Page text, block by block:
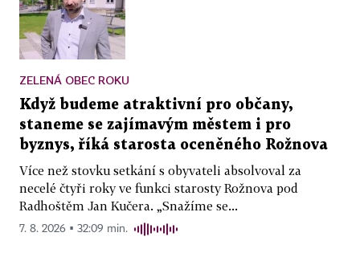
ZELENÁ OBEC ROKU
Když budeme atraktivní pro občany,
staneme se zajímavým městem i pro
byznys, říká starosta oceněného Rožnova
Více než stovku setkání s obyvateli absolvoval za
necelé čtyři roky ve funkci starosty Rožnova pod
Radhoštěm Jan Kučera. „Snažíme se...
7. 8. 2026 ▪ 32:09 min.